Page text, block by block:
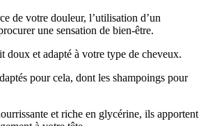
de votre douleur, l’utilisation d’un
une sensation de bien-être.
doux et adapté à votre type de cheveux.
pour cela, dont les shampoings pour
et riche en glycérine, ils apportent